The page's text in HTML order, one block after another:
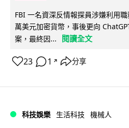
FBI 一名資深反情報探員涉嫌利用
萬美元加密貨幣，事後更向
案，最終因...
閱讀全文
23 1 ↗ 分享
科技娛樂 生活科技 機械人